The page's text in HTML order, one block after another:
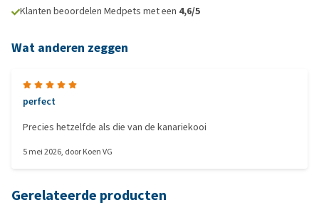
Klanten beoordelen Medpets met een 4,6/5
Wat anderen zeggen
perfect
Precies hetzelfde als die van de kanariekooi
5 mei 2026, doorKoen VG
Gerelateerde producten